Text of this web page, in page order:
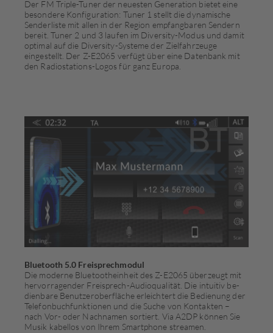
Der FM Triple-Tuner der neuesten Generation bietet eine
besondere Konfiguration: Tuner 1 stellt die dynamische
Senderliste mit allen in der Region empfangbaren Sendern
bereit. Tuner 2 und 3 laufen im Diversity-Modus und damit
optimal auf die Diversity-Systeme der Zielfahrzeuge
eingestellt. Der Z-E2065 verfügt über eine Datenbank mit
den Radiostations-Logos für ganz Europa.
Bluetooth 5.0 Freisprechmodul
Die moderne Bluetootheinheit des Z-E2065 überzeugt mit
hervorragender Freisprech-Audioqualität. Die intuitiv be­
dien­bare Benutzeroberfläche erleichtert die Bedienung der
Telefon­buch­funktionen und die Suche von Kontakten –
nach Vor- oder Nachnamen sortiert. Via A2DP können Sie
Musik kabellos von Ihrem Smartphone streamen.